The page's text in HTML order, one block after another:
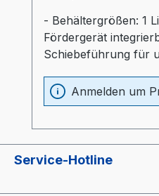
- Behältergrößen: 1
Fördergerät
Schiebeführung für
Materialbehälter und
wärmeisoliert
Materialbehälter aus
Anmelden um
Service-Hotline